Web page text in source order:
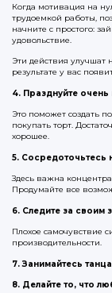
Когда мотивация на
трудоемкой работы,
начните с простого:
удовольствие.
Эти действия улучшат
результате у вас
4. Празднуйте
Это поможет создать
покупать торт.
хорошее.
5.
Здесь важна
Продумайте все
6. Следите за своим
Плохое самочувствие
производительности.
7. Занимайтесь
8. Делайте то, что